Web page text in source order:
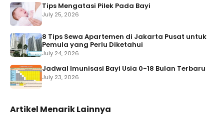
Tips Mengatasi Pilek Pada Bayi
July 25, 2026
8 Tips Sewa Apartemen di Jakarta Pusat untuk
Pemula yang Perlu Diketahui
July 24, 2026
Jadwal Imunisasi Bayi Usia 0-18 Bulan Terbaru
July 23, 2026
Artikel Menarik Lainnya